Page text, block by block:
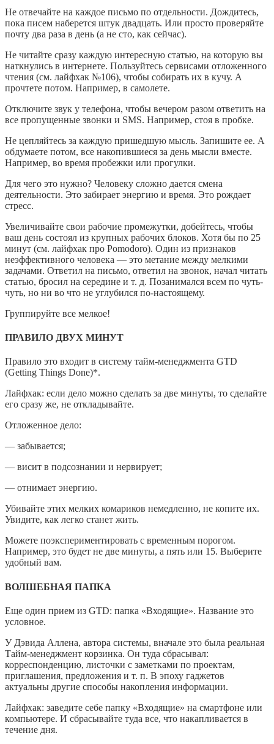
Не отвечайте на каждое письмо по отдельности. Дождитесь,
пока писем наберется штук двадцать. Или просто проверяйте
почту два раза в день (а не сто, как сейчас).
Не читайте сразу каждую интересную статью, на которую вы
наткнулись в интернете. Пользуйтесь сервисами отложенного
чтения (см. лайфхак №106), чтобы собирать их в кучу. А
прочтете потом. Например, в самолете.
Отключите звук у телефона, чтобы вечером разом ответить на
все пропущенные звонки и SMS. Например, стоя в пробке.
Не цепляйтесь за каждую пришедшую мысль. Запишите ее. А
обдумаете потом, все накопившиеся за день мысли вместе.
Например, во время пробежки или прогулки.
Для чего это нужно? Человеку сложно дается смена
деятельности. Это забирает энергию и время. Это рождает
стресс.
Увеличивайте свои рабочие промежутки, добейтесь, чтобы
ваш день состоял из крупных рабочих блоков. Хотя бы по 25
минут (см. лайфхак про Pomodoro). Один из признаков
неэффективного человека — это метание между мелкими
задачами. Ответил на письмо, ответил на звонок, начал читать
статью, бросил на середине и т. д. Позанимался всем по чуть-
чуть, но ни во что не углубился по-настоящему.
Группируйте все мелкое!
ПРАВИЛО ДВУХ МИНУТ
Правило это входит в систему тайм-менеджмента GTD
(Getting Things Done)*.
Лайфхак: если дело можно сделать за две минуты, то сделайте
его сразу же, не откладывайте.
Отложенное дело:
— забывается;
— висит в подсознании и нервирует;
— отнимает энергию.
Убивайте этих мелких комариков немедленно, не копите их.
Увидите, как легко станет жить.
Можете поэкспериментировать с временным порогом.
Например, это будет не две минуты, а пять или 15. Выберите
удобный вам.
ВОЛШЕБНАЯ ПАПКА
Еще один прием из GTD: папка «Входящие». Название это
условное.
У Дэвида Аллена, автора системы, вначале это была реальная
Тайм-менеджмент корзинка. Он туда сбрасывал:
корреспонденцию, листочки с заметками по проектам,
приглашения, предложения и т. п. В эпоху гаджетов
актуальны другие способы накопления информации.
Лайфхак: заведите себе папку «Входящие» на смартфоне или
компьютере. И сбрасывайте туда все, что накапливается в
течение дня.